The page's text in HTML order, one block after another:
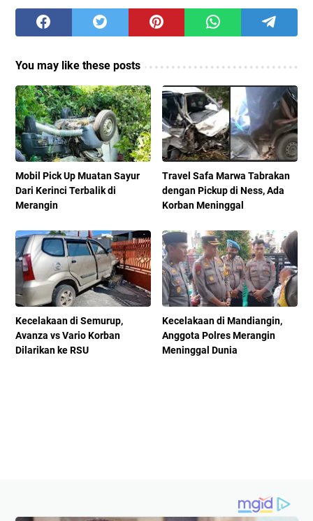
You may like these posts
Mobil Pick Up Muatan Sayur
Dari Kerinci Terbalik di
Merangin
Travel Safa Marwa Tabrakan
dengan Pickup di Ness, Ada
Korban Meninggal
Kecelakaan di Semurup,
Avanza vs Vario Korban
Dilarikan ke RSU
Kecelakaan di Mandiangin,
Anggota Polres Merangin
Meninggal Dunia